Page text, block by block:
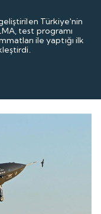
Türkiye'nin
test programı
ile yaptığı ilk